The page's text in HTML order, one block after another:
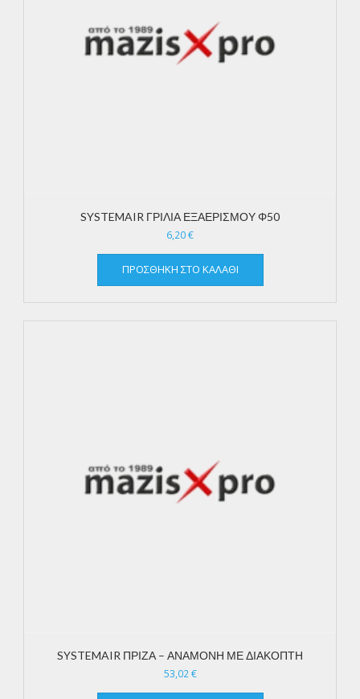
SYSTEMAIR ΓΡΙΛΙΑ ΕΞΑΕΡΙΣΜΟΥ Φ50
6,20€
ΠΡΟΣΘΉΚΗ ΣΤΟ ΚΑΛΆΘΙ
SYSTEMAIR ΠΡΙΖΑ – ΑΝΑΜΟΝΗ ΜΕ ΔΙΑΚΟΠΤΗ
53,02€